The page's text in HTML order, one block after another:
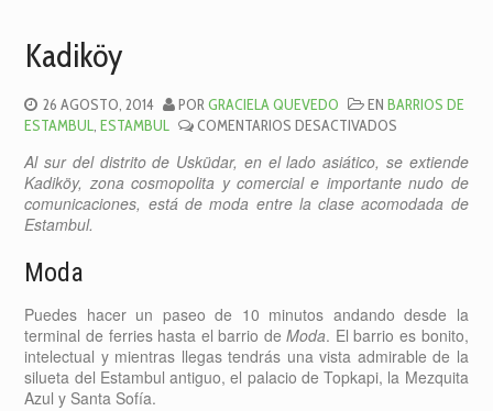
Kadiköy
26 AGOSTO, 2014 PORGRACIELA QUEVEDO ENBARRIOS DE
ESTAMBUL,ESTAMBUL COMENTARIOS DESACTIVADOS
Al sur del distrito de Usküdar, en el lado asiático, se extiende
Kadiköy, zona cosmopolita y comercial e importante nudo de
comunicaciones, está de moda entre la clase acomodada de
Estambul.
Moda
Puedes hacer un paseo de 10 minutos andando desde la
terminal de ferries hasta el barrio deModa. El barrio es bonito,
intelectual y mientras llegas tendrás una vista admirable de la
silueta del Estambul antiguo, el palacio de Topkapi, la Mezquita
Azul y Santa Sofía.